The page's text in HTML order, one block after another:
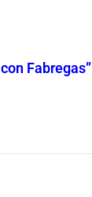
Fabregas”